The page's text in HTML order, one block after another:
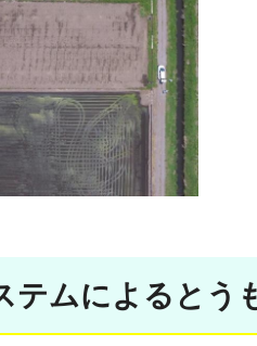
テムによるとう